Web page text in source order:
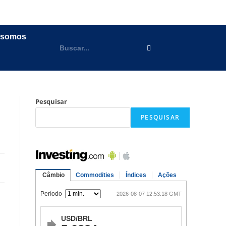
Pesquisar
PESQUISAR